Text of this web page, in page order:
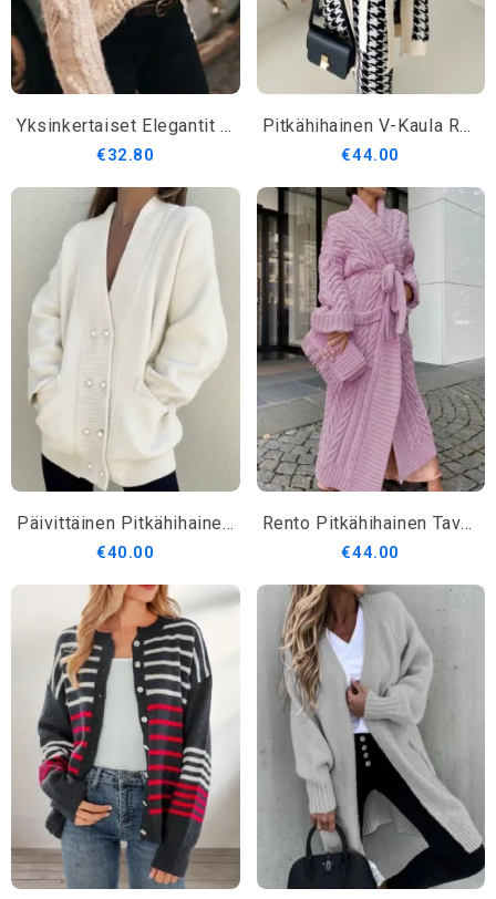
Yksinkertaiset Elegantit Regular Fit Crew Neck Päällysvaatteet
€32.80
Pitkähihainen V-Kaula Regular Fit Daily Sweater Coat
€44.00
Päivittäinen Pitkähihainen Regular Fit Simple Sweater Coat
€40.00
Rento Pitkähihainen Tavallinen Regular Fit Takki
€44.00